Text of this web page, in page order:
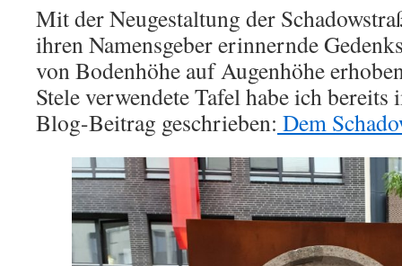
Mit der Neugestaltung der
ihren Namensgeber erinnernde
von Bodenhöhe auf Augenhöhe
Stele verwendete Tafel habe ich bereits
Blog-Beitrag geschrieben: Dem